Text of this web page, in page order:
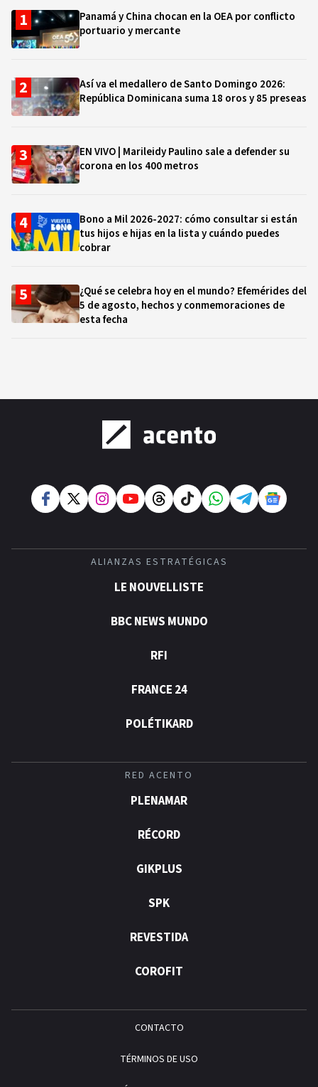
Panamá y China chocan en la OEA por conflicto
portuario y mercante
Así va el medallero de Santo Domingo 2026:
República Dominicana suma 18 oros y 85 preseas
EN VIVO | Marileidy Paulino sale a defender su
corona en los 400 metros
Bono a Mil 2026-2027: cómo consultar si están
tus hijos e hijas en la lista y cuándo puedes
cobrar
¿Qué se celebra hoy en el mundo? Efemérides del
5 de agosto, hechos y conmemoraciones de
esta fecha
ALIANZAS ESTRATÉGICAS
LE NOUVELLISTE
BBC NEWS MUNDO
RFI
FRANCE 24
POLÉTIKARD
RED ACENTO
PLENAMAR
RÉCORD
GIKPLUS
SPK
REVESTIDA
COROFIT
CONTACTO
TÉRMINOS DE USO